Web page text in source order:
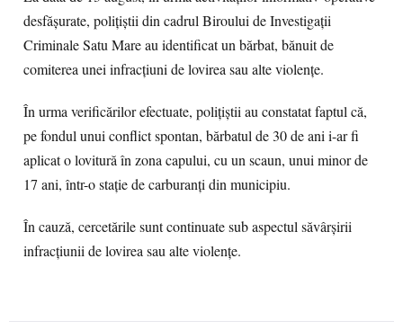
desfășurate, polițiștii din cadrul Biroului de Investigații
Criminale Satu Mare au identificat un bărbat, bănuit de
comiterea unei infracțiuni de lovirea sau alte violențe.
În urma verificărilor efectuate, polițiștii au constatat faptul că,
pe fondul unui conflict spontan, bărbatul de 30 de ani i-ar fi
aplicat o lovitură în zona capului, cu un scaun, unui minor de
17 ani, într-o stație de carburanți din municipiu.
În cauză, cercetările sunt continuate sub aspectul săvârșirii
infracțiunii de lovirea sau alte violențe.